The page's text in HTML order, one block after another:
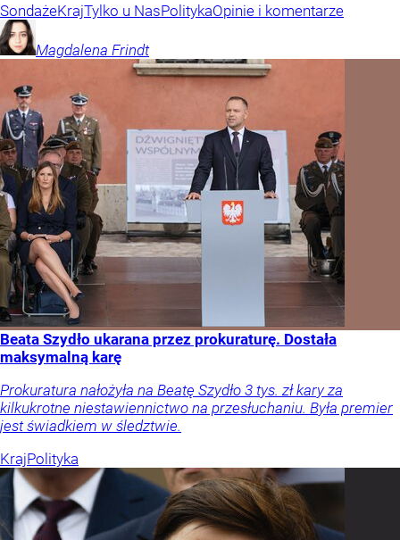
SondażeKrajTylko u NasPolitykaOpinie i komentarze
Magdalena Frindt
Beata Szydło ukarana przez prokuraturę. Dostała
maksymalną karę
Prokuratura nałożyła na Beatę Szydło 3 tys. zł kary za
kilkukrotne niestawiennictwo na przesłuchaniu. Była premier
jest świadkiem w śledztwie.
KrajPolityka